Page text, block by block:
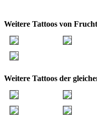
Weitere Tattoos von
Weitere Tattoos der